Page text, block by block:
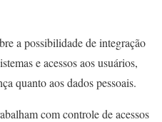
a possibilidade de integração
e acessos aos usuários,
quanto aos dados pessoais.
com controle de acessos